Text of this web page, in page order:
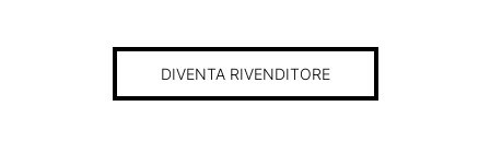
DIVENTA RIVENDITORE